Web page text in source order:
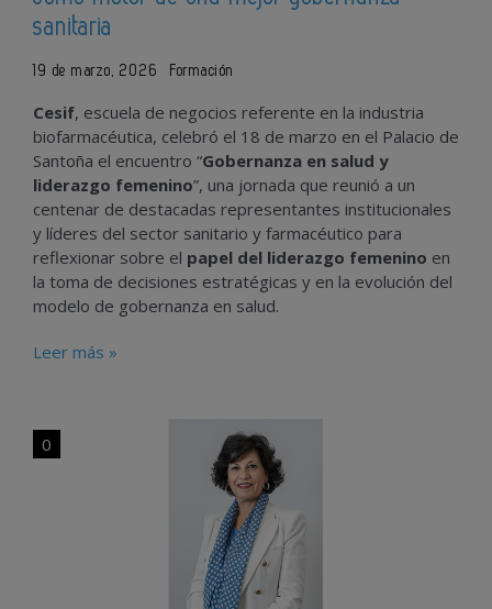
sanitaria
19 de marzo, 2026 Formación
Cesif, escuela de negocios referente en la industria
biofarmacéutica, celebró el 18 de marzo en el Palacio de
Santoña el encuentro “Gobernanza en salud y
liderazgo femenino”, una jornada que reunió a un
centenar de destacadas representantes institucionales
y líderes del sector sanitario y farmacéutico para
reflexionar sobre el papel del liderazgo femenino en
la toma de decisiones estratégicas y en la evolución del
modelo de gobernanza en salud.
Leer más »
0